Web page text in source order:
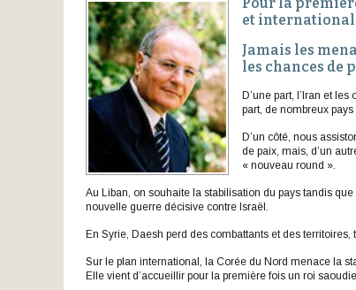
et
Jamais les
les chances de
D’une part, l’Iran et
part, de nombreux
D’un côté, nous
de paix, mais, d’un
« nouveau round ».
Au Liban, on souhaite la stabilisation du pays tandis
nouvelle guerre décisive contre Israël.
En Syrie, Daesh perd des combattants et des
Sur le plan international, la Corée du Nord menace la
Elle vient d’accueillir pour la première fois un roi